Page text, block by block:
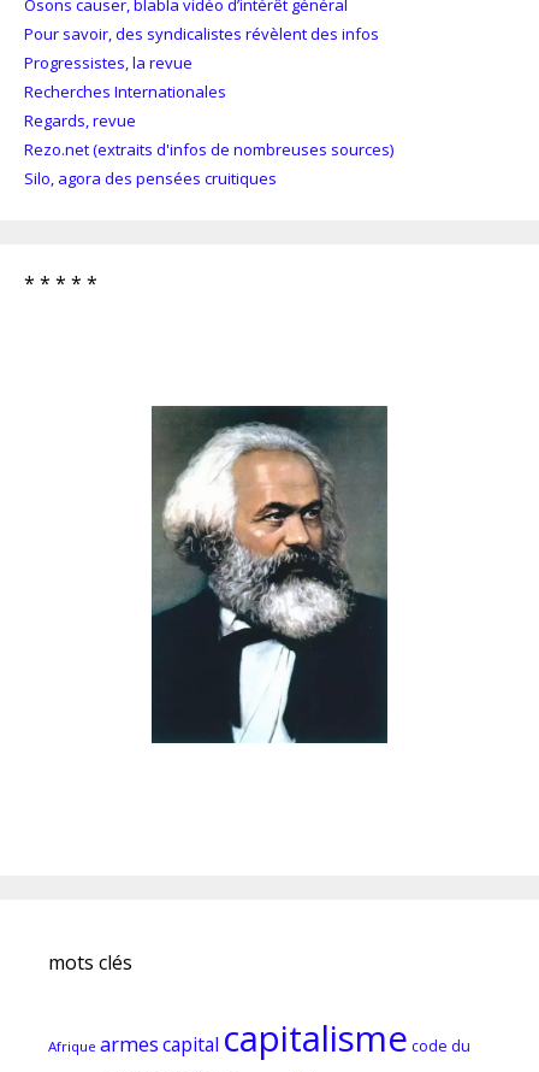
Osons causer, blabla vidéo d’intérêt général
Pour savoir, des syndicalistes révèlent des infos
Progressistes, la revue
Recherches Internationales
Regards, revue
Rezo.net (extraits d'infos de nombreuses sources)
Silo, agora des pensées cruitiques
* * * * *
mots clés
Afrique armescapital capitalisme code du